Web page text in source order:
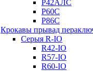
Р42АЛС
Р60С
Р86С
Крокавы прывад
Серыя R-IO
R42-IO
R57-IO
R60-IO